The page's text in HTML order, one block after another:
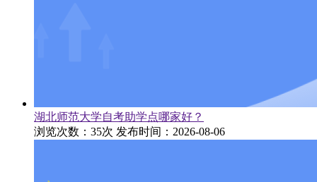
湖北师范大学自考助学点哪家好？
浏览次数：35次 发布时间：2026-08-06